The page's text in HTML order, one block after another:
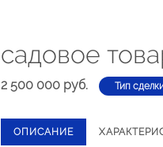
садовое
2 500 000 руб. Тип
ОПИСАНИЕ